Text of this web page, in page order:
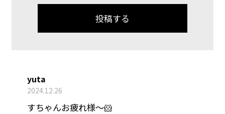
yuta
2024.12.26
すちゃんお疲れ様〜🐹